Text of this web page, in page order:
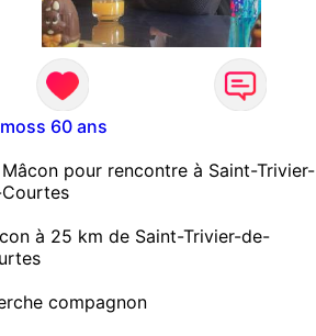
60 ans
pour rencontre à Saint-Trivier-
à 25 km de Saint-Trivier-de-
compagnon